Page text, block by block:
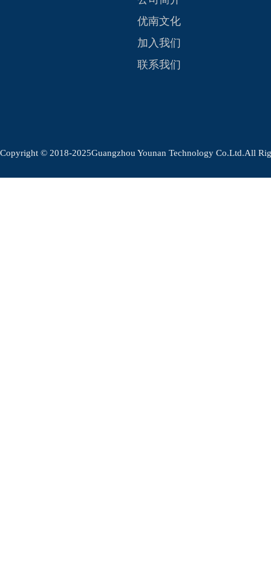
优南文化
加入我们
联系我们
Copyright © 2018-2025Guangzhou Younan Technology Co.Ltd.All
.